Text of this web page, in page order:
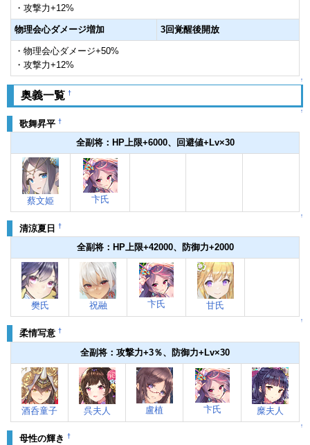
・攻撃力+12%
物理会心ダメージ増加 3回覚醒後開放
・物理会心ダメージ+50%
・攻撃力+12%
↑
奥義一覧 †
↑
歌舞昇平 †
全副将：HP上限+6000、回避値+Lv×30
蔡文姫 卞氏
↑
清涼夏日 †
全副将：HP上限+42000、防御力+2000
樊氏 祝融 卞氏 甘氏
↑
柔情写意 †
全副将：攻撃力+3％、防御力+Lv×30
酒呑童子 呉夫人 盧植 卞氏 糜夫人
↑
母性の輝き †